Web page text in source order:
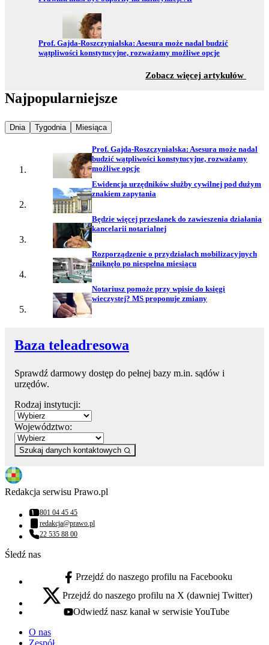
Przejdź do:
Prof. Gajda-Roszczynialska: Asesura może nadal budzić
wątpliwości konstytucyjne, rozważamy możliwe opcje
Zobacz więcej artykułów
Najpopularniejsze
Najpopularniejsze wiadomości z
Dnia Najpopularniejsze wiadomości z
Tygodnia Najpopularniejsze wiadomości z
Miesiąca
Prof. Gajda-Roszczynialska: Asesura może nadal
budzić wątpliwości konstytucyjne, rozważamy
możliwe opcje
Ewidencja urzędników służby cywilnej pod dużym
znakiem zapytania
Będzie więcej przesłanek do zawieszenia działania
kancelarii notarialnej
Rozporządzenie o przydziałach mobilizacyjnych
zniknęło po niespełna miesiącu
Notariusz pomoże przy wpisie do księgi
wieczystej? MS proponuje zmiany
Baza teleadresowa
Sprawdź darmowy dostęp do pełnej bazy m.in. sądów i
urzędów.
Rodzaj instytucji:
Województwo:
Szukaj danych kontaktowych
Redakcja serwisu Prawo.pl
Numer telefonu:
801 04 45 45
Adres email:
redakcja@prawo.pl
Numer telefonu:
22 535 88 00
Śledź nas
facebook - otwiera się w nowej karcie
Przejdź do naszego profilu na Facebooku
x - otwiera się w nowej karcie
Przejdź do naszego profilu na X (dawniej Twitter)
youtube - otwiera się w nowej karcie
Odwiedź nasz kanał w serwisie YouTube
O nas
Zespół